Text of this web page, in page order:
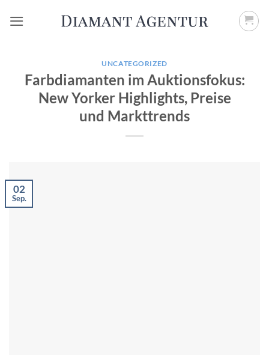
Inhalt
UNCATEGORIZED
Farbdiamanten im Auktionsfokus:
New Yorker Highlights, Preise
und Markttrends
02
Sep.